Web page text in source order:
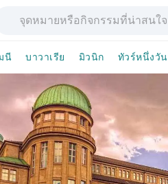
นี บาวาเรีย มิวนิก ทัวร์หนึ่งวัน